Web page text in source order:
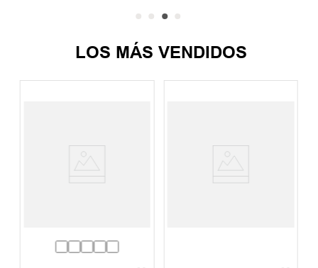
LOS MÁS VENDIDOS